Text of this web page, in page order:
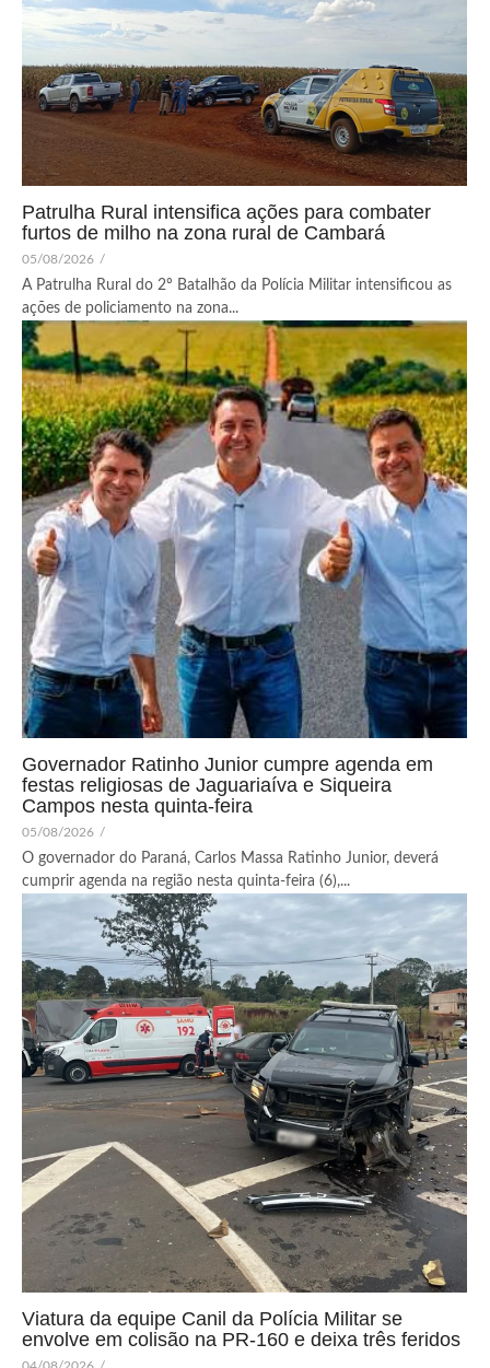
Patrulha Rural intensifica ações para combater
furtos de milho na zona rural de Cambará
05/08/2026 /
A Patrulha Rural do 2º Batalhão da Polícia Militar intensificou as
ações de policiamento na zona...
Governador Ratinho Junior cumpre agenda em
festas religiosas de Jaguariaíva e Siqueira
Campos nesta quinta-feira
05/08/2026 /
O governador do Paraná, Carlos Massa Ratinho Junior, deverá
cumprir agenda na região nesta quinta-feira (6),...
Viatura da equipe Canil da Polícia Militar se
envolve em colisão na PR-160 e deixa três feridos